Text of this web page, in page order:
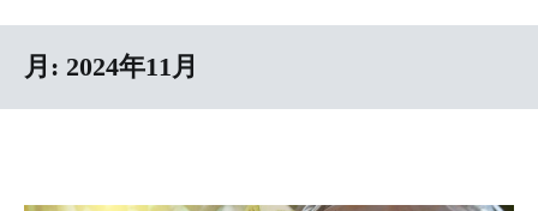
月: 2024年11月